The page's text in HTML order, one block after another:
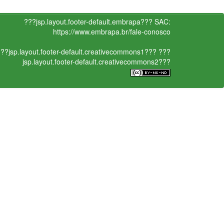
???jsp.layout.footer-default.embrapa??? SAC:
https://www.embrapa.br/fale-conosco
default.creativecommons1??? ???
jsp.layout.footer-default.creativecommons2???